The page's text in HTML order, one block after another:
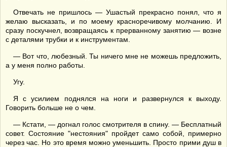
Отвечать не пришлось — Ушастый прекрасно понял, что я
желаю высказать, и по моему красноречивому молчанию. И
сразу поскучнел, возвращаясь к прерванному занятию — возне
с деталями трубки и к инструментам.
— Вот что, любезный. Ты ничего мне не можешь предложить,
а у меня полно работы.
Угу.
Я с усилием поднялся на ноги и развернулся к выходу.
Говорить больше не о чем.
— Кстати, — догнал голос смотрителя в спину. — Бесплатный
совет. Состояние "нестояния" пройдет само собой, примерно
через час. Но это время можно уменьшить. Просто прими душ в